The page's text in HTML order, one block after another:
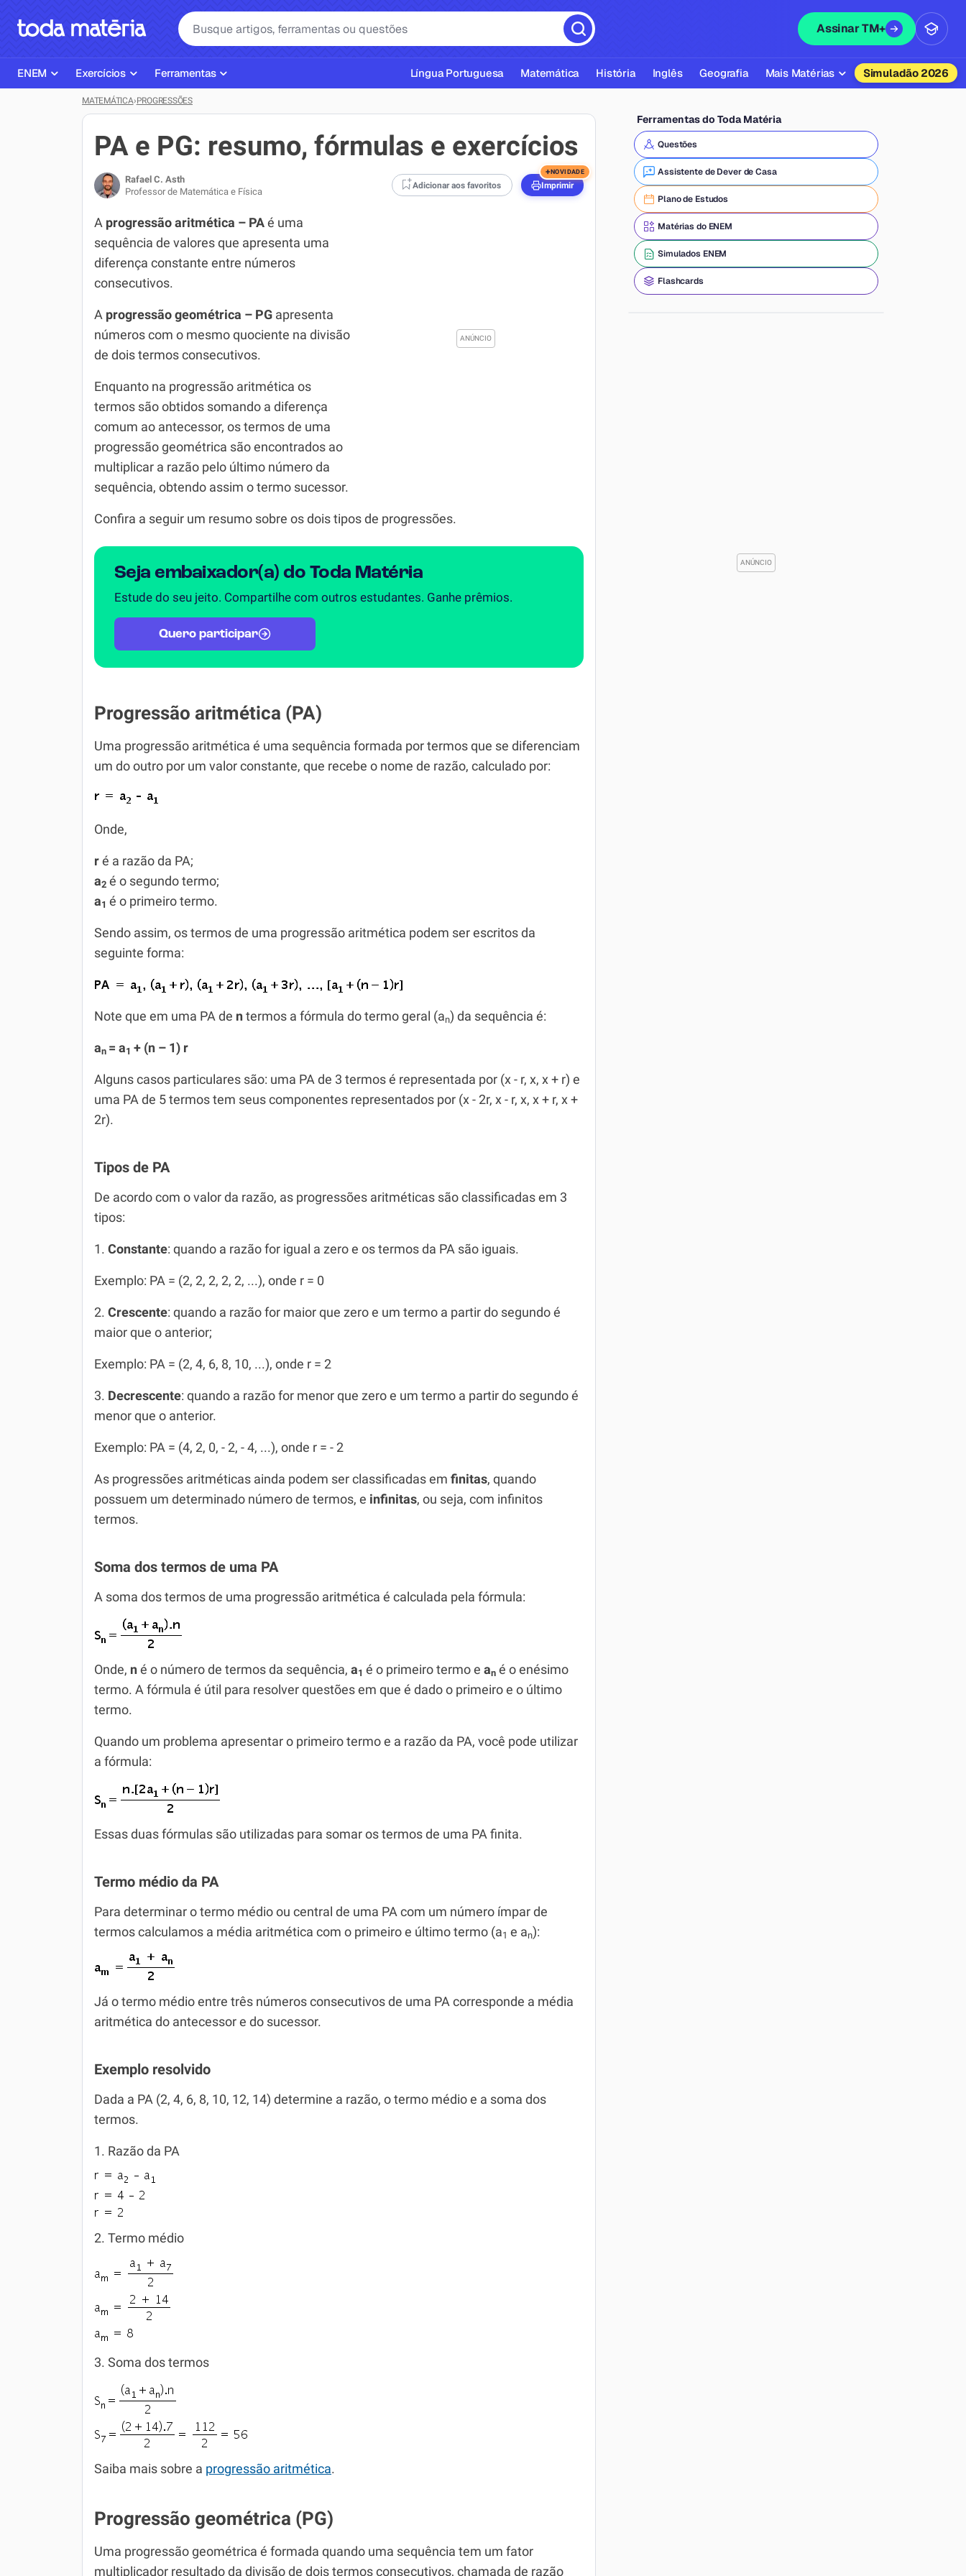
Assinar TM+
ENEM
Página Inicial ENEM
Plano de Estudos
Corretor de Redação
Exercícios ENEM
Simulados ENEM
Exercícios
ENEM
Matemática
História
Biologia
Inglês
Geografia
Química
Todos os Exercícios
Ferramentas
Ajudante de Dever de Casa
Corretor de Redação
Gerador Referências Bibliográficas ABNT
Língua Portuguesa Matemática História Inglês Geografia Mais Matérias
Química
Física
Filosofia
Literatura
Simuladão 2026
MATEMÁTICA›PROGRESSÕES
PA e PG: resumo, fórmulas e exercícios
Rafael C. Asth
Professor de Matemática e Física
Adicionar aos favoritos Imprimir
+NOVIDADE
A progressão aritmética – PA é uma
sequência de valores que apresenta uma
diferença constante entre números
consecutivos.
A progressão geométrica – PG apresenta
números com o mesmo quociente na divisão
de dois termos consecutivos.
Enquanto na progressão aritmética os
termos são obtidos somando a diferença
comum ao antecessor, os termos de uma
progressão geométrica são encontrados ao
multiplicar a razão pelo último número da
sequência, obtendo assim o termo sucessor.
Confira a seguir um resumo sobre os dois tipos de progressões.
Seja embaixador(a) do Toda Matéria
Estude do seu jeito. Compartilhe com outros estudantes. Ganhe prêmios.
Quero participar
Progressão aritmética (PA)
Uma progressão aritmética é uma sequência formada por termos que se diferenciam
um do outro por um valor constante, que recebe o nome de razão, calculado por:
Onde,
r é a razão da PA;
a2 é o segundo termo;
a1 é o primeiro termo.
Sendo assim, os termos de uma progressão aritmética podem ser escritos da
seguinte forma:
Note que em uma PA de n termos a fórmula do termo geral (an) da sequência é:
an = a1 + (n – 1) r
Alguns casos particulares são: uma PA de 3 termos é representada por (x - r, x, x + r) e
uma PA de 5 termos tem seus componentes representados por (x - 2r, x - r, x, x + r, x +
2r).
Tipos de PA
De acordo com o valor da razão, as progressões aritméticas são classificadas em 3
tipos:
1. Constante: quando a razão for igual a zero e os termos da PA são iguais.
Exemplo: PA = (2, 2, 2, 2, 2, ...), onde r = 0
2. Crescente: quando a razão for maior que zero e um termo a partir do segundo é
maior que o anterior;
Exemplo: PA = (2, 4, 6, 8, 10, ...), onde r = 2
3. Decrescente: quando a razão for menor que zero e um termo a partir do segundo é
menor que o anterior.
Exemplo: PA = (4, 2, 0, - 2, - 4, ...), onde r = - 2
As progressões aritméticas ainda podem ser classificadas em finitas, quando
possuem um determinado número de termos, e infinitas, ou seja, com infinitos
termos.
Soma dos termos de uma PA
A soma dos termos de uma progressão aritmética é calculada pela fórmula:
Onde, n é o número de termos da sequência, a1 é o primeiro termo e an é o enésimo
termo. A fórmula é útil para resolver questões em que é dado o primeiro e o último
termo.
Quando um problema apresentar o primeiro termo e a razão da PA, você pode utilizar
a fórmula:
Essas duas fórmulas são utilizadas para somar os termos de uma PA finita.
Termo médio da PA
Para determinar o termo médio ou central de uma PA com um número ímpar de
termos calculamos a média aritmética com o primeiro e último termo (a1 e an):
Já o termo médio entre três números consecutivos de uma PA corresponde a média
aritmética do antecessor e do sucessor.
Exemplo resolvido
Dada a PA (2, 4, 6, 8, 10, 12, 14) determine a razão, o termo médio e a soma dos
termos.
1. Razão da PA
2. Termo médio
3. Soma dos termos
Saiba mais sobre a progressão aritmética.
Progressão geométrica (PG)
Uma progressão geométrica é formada quando uma sequência tem um fator
multiplicador resultado da divisão de dois termos consecutivos, chamada de razão
Ferramentas do Toda Matéria
Questões
Assistente de Dever de Casa
Plano de Estudos
Matérias do ENEM
Simulados ENEM
Flashcards